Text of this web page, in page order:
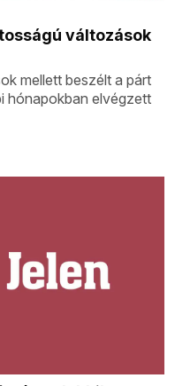
változások
mellett beszélt a párt
hónapokban elvégzett